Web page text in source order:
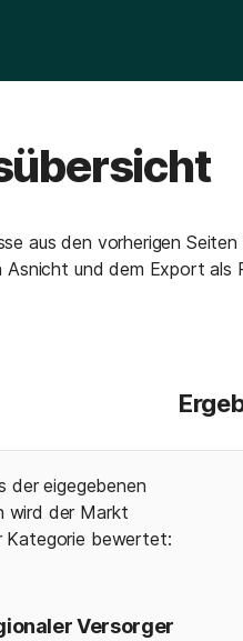
aus den vorherigen
Asnicht und dem Export als
der eigegebenen
wird der Markt
Kategorie bewertet:
Versorger